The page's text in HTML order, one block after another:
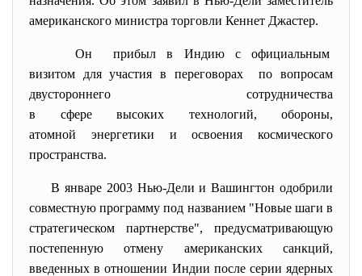
американского министра торговли Кеннет Джастер.
Он прибыл в Индию с официальным
визитом для участия в переговорах по вопросам
двустороннего сотрудничества
в сфере высоких технологий, обороны,
атомной энергетики и освоения космического
пространства.
В январе 2003 Нью-Дели и Вашингтон одобрили
совместную программу под названием "Новые шаги в
стратегическом партнерстве", предусматривающую
постепенную отмену американских санкций,
введенных в отношении Индии после серии ядерных